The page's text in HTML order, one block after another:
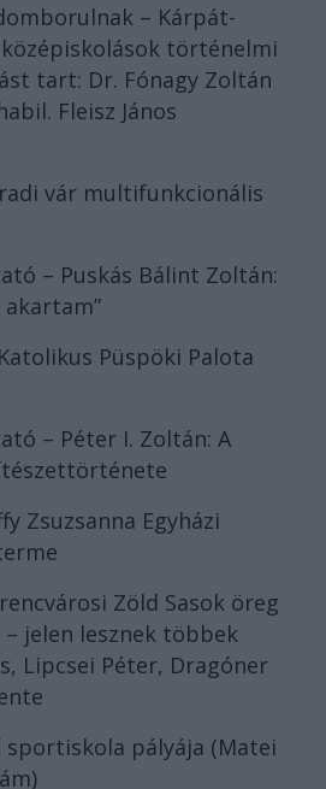
– Kárpát-
történelmi
tart: Dr. Fónagy Zoltán
Fleisz János
vár multifunkcionális
– Puskás Bálint Zoltán:
Püspöki Palota
– Péter I. Zoltán: A
Zsuzsanna Egyházi
Zöld Sasok öreg
jelen lesznek többek
Lipcsei Péter, Dragóner
sportiskola pályája (Matei